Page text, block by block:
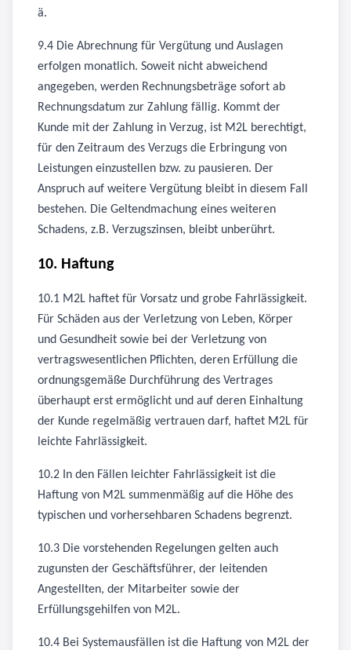
ä.
9.4 Die Abrechnung für Vergütung und Auslagen
erfolgen monatlich. Soweit nicht abweichend
angegeben, werden Rechnungsbeträge sofort ab
Rechnungsdatum zur Zahlung fällig. Kommt der
Kunde mit der Zahlung in Verzug, ist M2L berechtigt,
für den Zeitraum des Verzugs die Erbringung von
Leistungen einzustellen bzw. zu pausieren. Der
Anspruch auf weitere Vergütung bleibt in diesem Fall
bestehen. Die Geltendmachung eines weiteren
Schadens, z.B. Verzugszinsen, bleibt unberührt.
10. Haftung
10.1 M2L haftet für Vorsatz und grobe Fahrlässigkeit.
Für Schäden aus der Verletzung von Leben, Körper
und Gesundheit sowie bei der Verletzung von
vertragswesentlichen Pflichten, deren Erfüllung die
ordnungsgemäße Durchführung des Vertrages
überhaupt erst ermöglicht und auf deren Einhaltung
der Kunde regelmäßig vertrauen darf, haftet M2L für
leichte Fahrlässigkeit.
10.2 In den Fällen leichter Fahrlässigkeit ist die
Haftung von M2L summenmäßig auf die Höhe des
typischen und vorhersehbaren Schadens begrenzt.
10.3 Die vorstehenden Regelungen gelten auch
zugunsten der Geschäftsführer, der leitenden
Angestellten, der Mitarbeiter sowie der
Erfüllungsgehilfen von M2L.
10.4 Bei Systemausfällen ist die Haftung von M2L der